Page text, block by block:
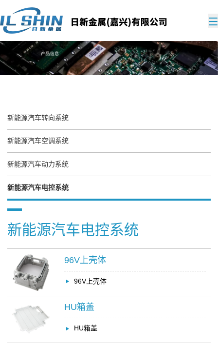
新能源汽车转向系统
新能源汽车空调系统
新能源汽车动力系统
新能源汽车电控系统
新能源汽车电控系统
96V上壳体
96V上壳体
HU箱盖
HU箱盖